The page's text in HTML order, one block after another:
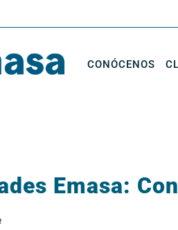
CONÓCENOS
Emasa: